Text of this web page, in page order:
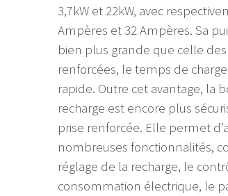
3,7kW et 22kW, avec
Ampères et 32 Ampères. Sa
bien plus grande que celle
renforcées, le temps de
rapide. Outre cet avantage, la
recharge est encore plus
prise renforcée. Elle permet
nombreuses fonctionnalités,
réglage de la recharge, le
consommation électrique, le